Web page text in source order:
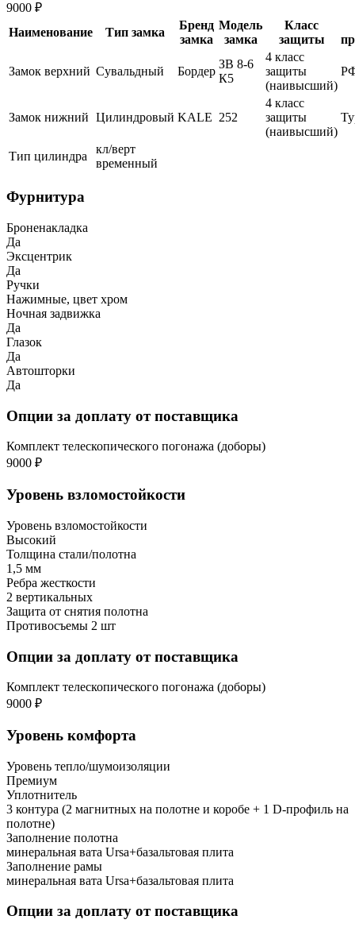
9000 ₽
Наименование
Тип замка
Бренд
замка
Модель
замка
Класс
защиты
Замок верхний Сувальдный Бордер
ЗВ 8-6
К5
4 класс
защиты
(наивысший)
Замок нижний Цилиндровый KALE 252
4 класс
защиты
(наивысший)
Тип цилиндра
кл/верт
временный
Фурнитура
Броненакладка
Да
Эксцентрик
Да
Ручки
Нажимные, цвет хром
Ночная задвижка
Да
Глазок
Да
Автошторки
Да
Опции за доплату от поставщика
Комплект телескопического погонажа (доборы)
9000 ₽
Уровень взломостойкости
Уровень взломостойкости
Высокий
Толщина стали/полотна
1,5 мм
Ребра жесткости
2 вертикальных
Защита от снятия полотна
Противосъемы 2 шт
Опции за доплату от поставщика
Комплект телескопического погонажа (доборы)
9000 ₽
Уровень комфорта
Уровень тепло/шумоизоляции
Премиум
Уплотнитель
3 контура (2 магнитных на полотне и коробе + 1 D-профиль на
полотне)
Заполнение полотна
минеральная вата Ursa+базальтовая плита
Заполнение рамы
минеральная вата Ursa+базальтовая плита
Опции за доплату от поставщика